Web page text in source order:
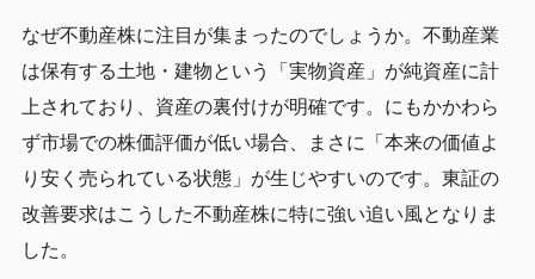
なぜ不動産株に注目が集まったのでしょうか。不動産業
は保有する土地・建物という「実物資産」が純資産に計
上されており、資産の裏付けが明確です。にもかかわら
ず市場での株価評価が低い場合、まさに「本来の価値よ
り安く売られている状態」が生じやすいのです。東証の
改善要求はこうした不動産株に特に強い追い風となりま
した。